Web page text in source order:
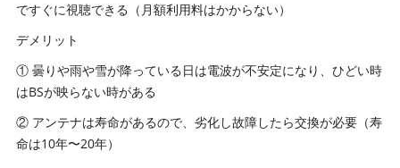
ですぐに視聴できる（月額利用料はかからない）
デメリット
① 曇りや雨や雪が降っている日は電波が不安定になり、ひどい時
はBSが映らない時がある
② アンテナは寿命があるので、劣化し故障したら交換が必要（寿
命は10年〜20年）